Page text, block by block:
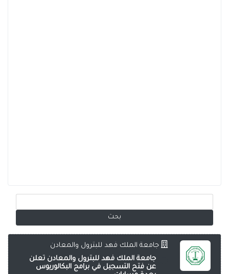
جامعة الملك فهد للبترول والمعادن
جامعة الملك فهد للبترول والمعادن تعلن
عن فتح التسجيل في برامج البكالوريوس